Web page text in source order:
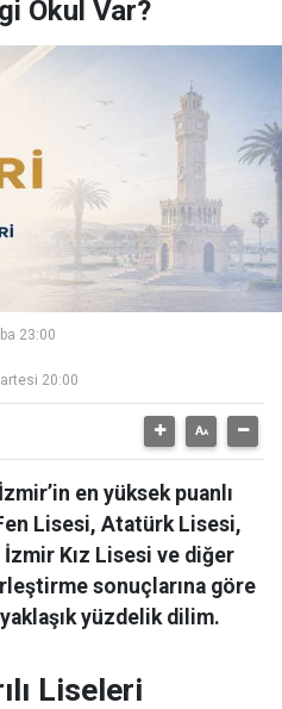
Okul Var?
23:00
20:00
en yüksek puanlı
Lisesi, Atatürk Lisesi,
Kız Lisesi ve diğer
sonuçlarına göre
yüzdelik dilim.
Liseleri